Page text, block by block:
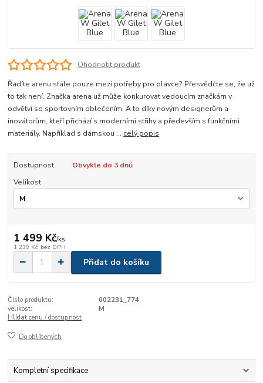
Ohodnotit produkt
Řadíte arenu stále pouze mezi potřeby pro plavce? Přesvědčte se, že už
to tak není. Značka arena už může konkurovat vedoucím značkám v
odvětví se sportovním oblečením. A to díky novým designerům a
inovátorům, kteří přichází s moderními střihy a především s funkčními
materiály. Například s dámskou ... celý popis
Dostupnost
Obvykle do 3 dnů
Velikost
1 499 Kč/ks
1 239 Kč bez DPH
Přidat do košíku
Číslo produktu:
002231_774
velikost:
M
Hlídat cenu / dostupnost
Do oblíbených
Kompletní specifikace